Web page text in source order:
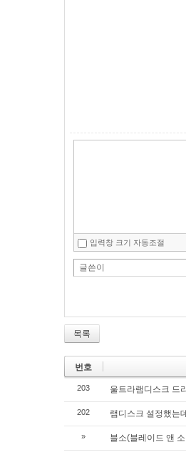
입력창 크기 자동조절
글쓴이
목록
번호
203 울트라램디스크 드
202 램디스크 설정했는
» 블소(블레이드 앤